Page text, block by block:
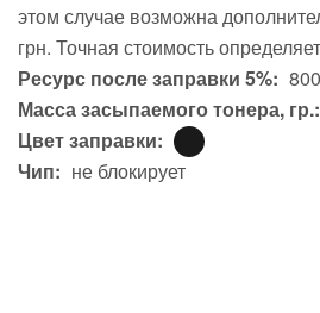
этом случае возможна
грн. Точная стоимость
Ресурс после заправки 5%:
Масса засыпаемого тонера, гр.:
Цвет заправки:
Чип: не блокирует